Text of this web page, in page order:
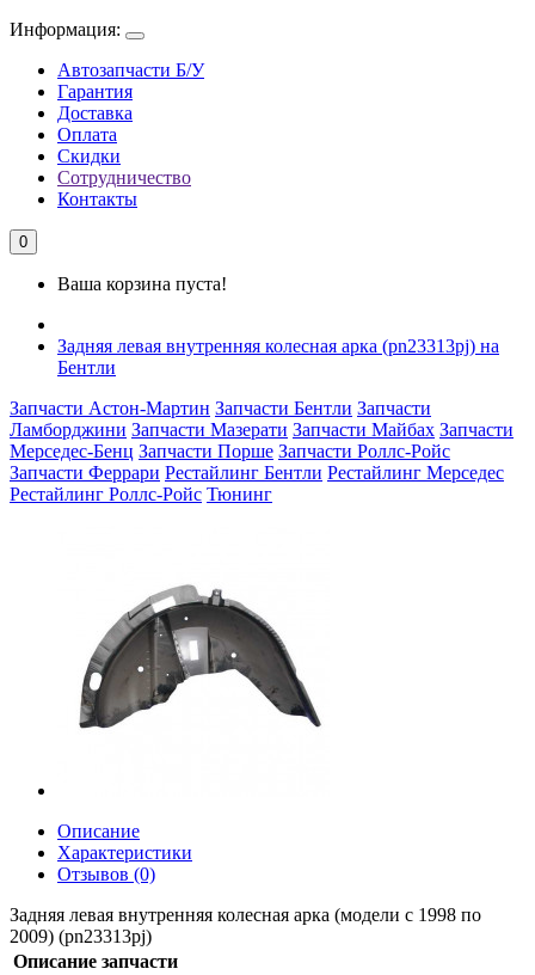
Информация:
Автозапчасти Б/У
Гарантия
Доставка
Оплата
Скидки
Сотрудничество
Контакты
0
Ваша корзина пуста!
Задняя левая внутренняя колесная арка (pn23313pj) на
Бентли
Запчасти Астон-Мартин Запчасти Бентли Запчасти
Ламборджини Запчасти Мазерати Запчасти Майбах Запчасти
Мерседес-Бенц Запчасти Порше Запчасти Роллс-Ройс
Запчасти Феррари Рестайлинг Бентли Рестайлинг Мерседес
Рестайлинг Роллс-Ройс Тюнинг
Описание
Характеристики
Отзывов (0)
Задняя левая внутренняя колесная арка (модели с 1998 по
2009) (pn23313pj)
Описание запчасти